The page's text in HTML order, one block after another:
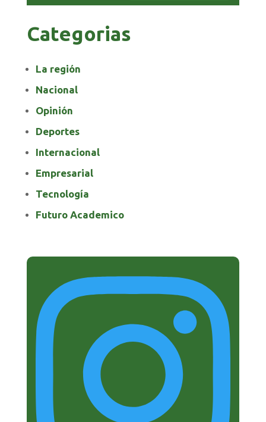
Categorias
La región
Nacional
Opinión
Deportes
Internacional
Empresarial
Tecnología
Futuro Academico